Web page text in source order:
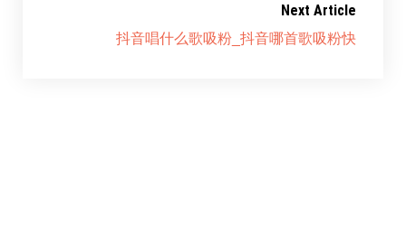
Next Article
抖音唱什么歌吸粉_抖音哪首歌吸粉快